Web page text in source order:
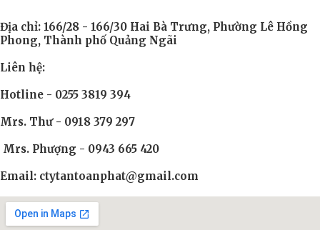
Địa chỉ: 166/28 - 166/30 Hai Bà Trưng, Phường Lê Hồng
Phong, Thành phố Quảng Ngãi
Liên hệ:
Hotline - 0255 3819 394
Mrs. Thư - 0918 379 297
Mrs. Phượng - 0943 665 420
Email: ctytantoanphat@gmail.com